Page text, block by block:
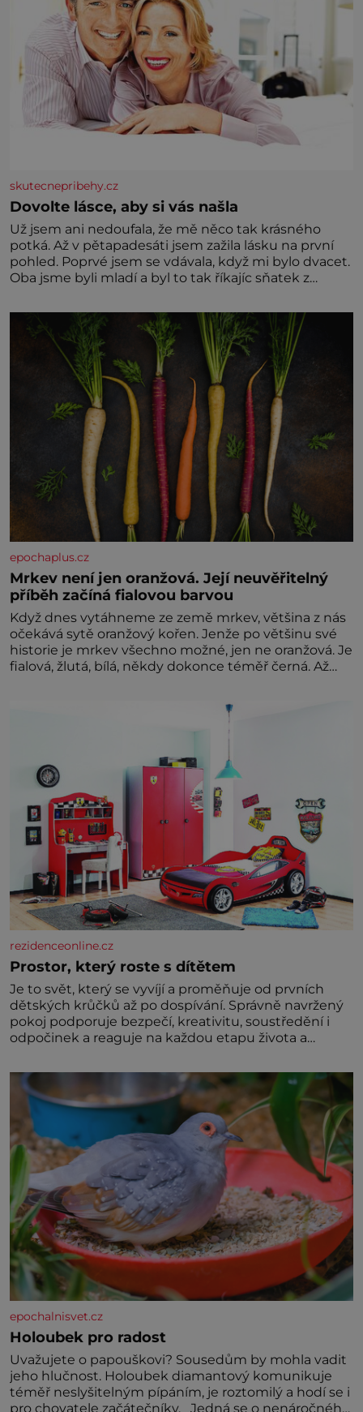
skutecnepribehy.cz
Dovolte lásce, aby si vás našla
Už jsem ani nedoufala, že mě něco tak krásného
potká. Až v pětapadesáti jsem zažila lásku na první
pohled. Poprvé jsem se vdávala, když mi bylo dvacet.
Oba jsme byli mladí a byl to tak říkajíc sňatek z
zaopatřený mladý muž. Manželství nám oběma moc
nesvědčilo, brzy jsme zjistili, že
epochaplus.cz
Mrkev není jen oranžová. Její neuvěřitelný
příběh začíná fialovou barvou
Když dnes vytáhneme ze země mrkev, většina z nás
očekává sytě oranžový kořen. Jenže po většinu své
historie je mrkev všechno možné, jen ne oranžová. Je
fialová, žlutá, bílá, někdy dokonce téměř černá. Až
nedokážeme představit. Její příběh je
rezidenceonline.cz
Prostor, který roste s dítětem
Je to svět, který se vyvíjí a proměňuje od prvních
dětských krůčků až po dospívání. Správně navržený
pokoj podporuje bezpečí, kreativitu, soustředění i
odpočinek a reaguje na každou etapu života a
jednoduchost, měkkost a bezpečí, proto by pokoj
miminka měl působit především klidně a útulně.
Předškolní věk je
epochalnisvet.cz
Holoubek pro radost
Uvažujete o papouškovi? Sousedům by mohla vadit
jeho hlučnost. Holoubek diamantový komunikuje
téměř neslyšitelným pípáním, je roztomilý a hodí se i
pro chovatele začátečníky. Jedná se o nenáročného